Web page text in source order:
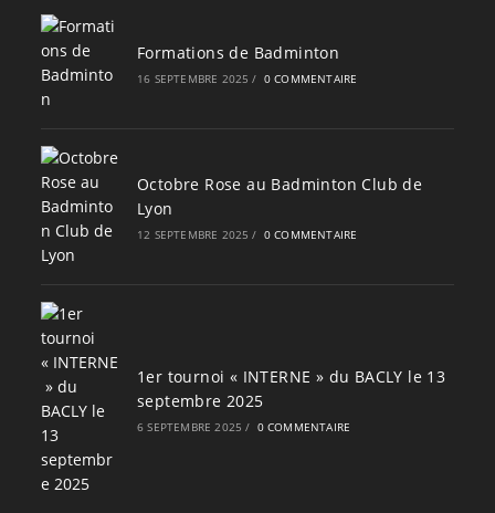
Formations de Badminton
16 SEPTEMBRE 2025 / 0 COMMENTAIRE
Octobre Rose au Badminton Club de
Lyon
12 SEPTEMBRE 2025 / 0 COMMENTAIRE
1er tournoi « INTERNE » du BACLY le 13
septembre 2025
6 SEPTEMBRE 2025 / 0 COMMENTAIRE